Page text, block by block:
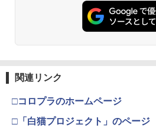
【特典付】【
「鬼滅の刃」無
4
Thunderbolt
全生産限定版)
￥7,286
￥11,849
￥7,681
【純正品】
4
【純正品】
劇場版「鬼滅の
窩座再来 通常
劇場版「鬼滅
窩座再来 通常
関連リンク
□コロプラのホームページ
□「白猫プロジェクト」のページ